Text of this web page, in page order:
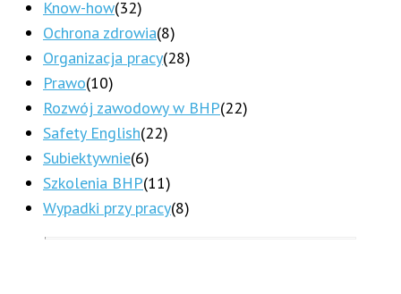
Know-how(32)
Ochrona zdrowia(8)
Organizacja pracy(28)
Prawo(10)
Rozwój zawodowy w BHP(22)
Safety English(22)
Subiektywnie(6)
Szkolenia BHP(11)
Wypadki przy pracy(8)